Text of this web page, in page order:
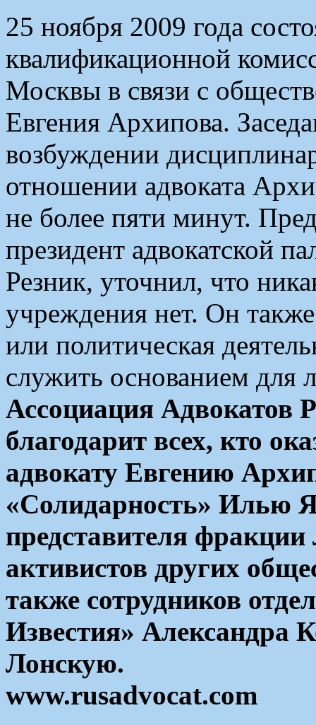
25 ноября 2009 года
квалификационной
Москвы в связи с
Евгения Архипова.
возбуждении
отношении адвоката
не более пяти минут.
президент адвокатской
Резник, уточнил, что
учреждения нет. Он
или политическая
служить основанием для
Ассоциация Адвокатов
благодарит всех, кто
адвокату Евгению
«Солидарность» Илью
представителя
активистов других
также сотрудников
Известия» Александра
Лонскую.
www.rusadvocat.com